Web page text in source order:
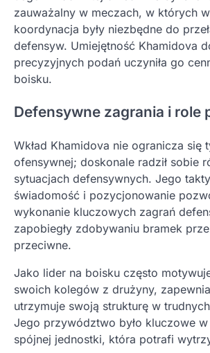
zauważalny w meczach, w których
koordynacja były niezbędne do
defensyw. Umiejętność Khamidova
precyzyjnych podań uczyniła go
boisku.
Defensywne zagrania i role
Wkład Khamidova nie ogranicza się
ofensywnej; doskonale radził sobie
sytuacjach defensywnych. Jego
świadomość i pozycjonowanie
wykonanie kluczowych zagrań
zapobiegły zdobywaniu bramek
przeciwne.
Jako lider na boisku często
swoich kolegów z drużyny,
utrzymuje swoją strukturę w
Jego przywództwo było kluczowe
spójnej jednostki, która potrafi